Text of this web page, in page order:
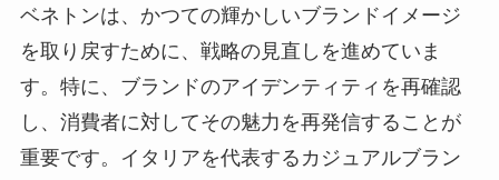
ベネトンは、かつての輝かしいブランドイメージ
を取り戻すために、戦略の見直しを進めていま
す。特に、ブランドのアイデンティティを再確認
し、消費者に対してその魅力を再発信することが
重要です。イタリアを代表するカジュアルブラン